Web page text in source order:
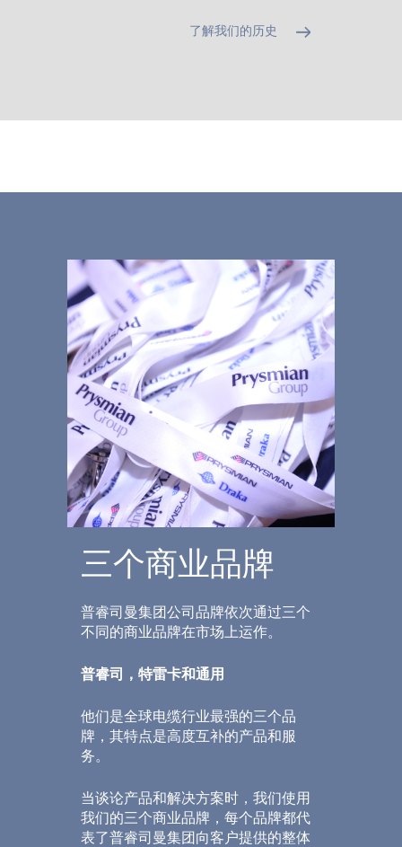
了解我们的历史
三个商业品牌
普睿司曼集团公司品牌依次通过三个
不同的商业品牌在市场上运作。
普睿司，特雷卡和通用
他们是全球电缆行业最强的三个品
牌，其特点是高度互补的产品和服
务。
当谈论产品和解决方案时，我们使用
我们的三个商业品牌，每个品牌都代
表了普睿司曼集团向客户提供的整体